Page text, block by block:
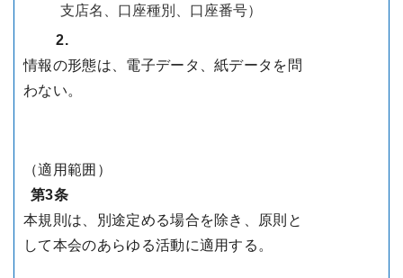
支店名、口座種別、口座番号）
2.
情報の形態は、電子データ、紙データを問
わない。
（適用範囲）
第3条
本規則は、別途定める場合を除き、原則と
して本会のあらゆる活動に適用する。